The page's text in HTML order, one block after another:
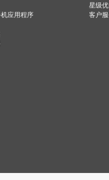
应用程序
星级
客户